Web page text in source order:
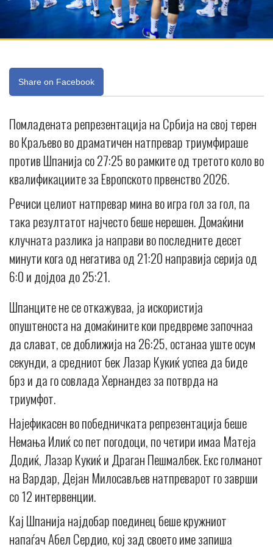
Share on Facebook
Помладената репрезентација на Србија на свој терен
во Краљево во драматичен натпревар триумфираше
против Шпанија со 27:25 во рамките од третото коло во
квалификациите за Европското првенство 2026.
Речиси целиот натпревар мина во игра гол за гол, па
така резултатот најчесто беше нерешен. Домаќини
клучната разлика ја направи во последните десет
минути кога од негатива од 21:20 направија серија од
6:0 и дојдоа до 25:21.
Шпанците не се откажуваа, ја искористија
опуштеноста на домаќините кои предвреме започнаа
да слават, се доближија на 26:25, останаа уште осум
секунди, а средниот бек Лазар Кукиќ успеа да биде
брз и да го совлада Хернандез за потврда на
триумфот.
Најефикасен во победничката репрезентација беше
Немања Илиќ со пет погодоци, по четири имаа Матеја
Додиќ, Лазар Кукиќ и Драган Пешмалбек. Екс голманот
на Вардар, Дејан Милосављев натпреварот го заврши
со 12 интервенции.
Кај Шпанија најдобар поединец беше кружниот
напаѓач Абел Сердио, кој зад своето име запиша